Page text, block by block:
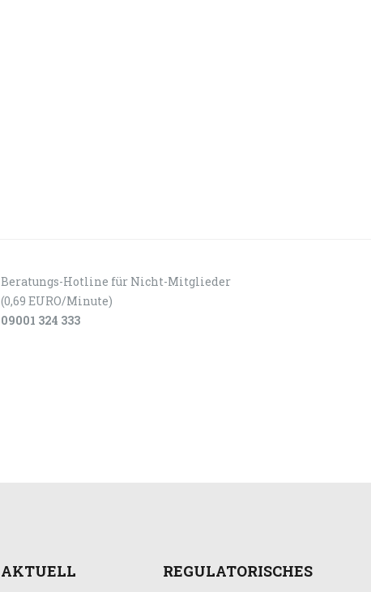
Beratungs-Hotline für Nicht-Mitglieder
(0,69 EURO/Minute)
09001 324 333
AKTUELL REGULATORISCHES